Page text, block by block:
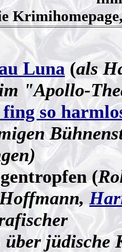
Luna(als
"Apollo-
fing so
(
jüdische